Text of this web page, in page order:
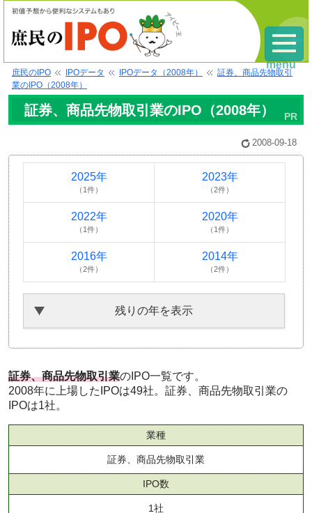
庶民のIPO IPOデータ IPOデータ（2008年）
証券、商品先物取引
業のIPO（2008年）
証券、商品先物取引業のIPO（2008年）
2008-09-18
2025年
（1件）
2023年
（2件）
2022年
（1件）
2020年
（1件）
2016年
（2件）
2014年
（2件）
残りの年を表示
証券、商品先物取引業のIPO一覧です。
2008年に上場したIPOは49社。証券、商品先物取引業の
IPOは1社。
業種
証券、商品先物取引業
IPO数
1社
menu